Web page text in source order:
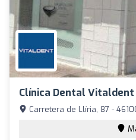
Clínica Dental Vitaldent
Carretera de Llíria, 87 -